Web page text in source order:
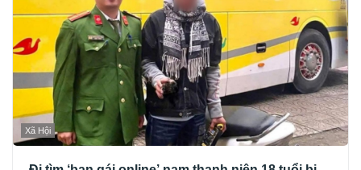
Xã Hội